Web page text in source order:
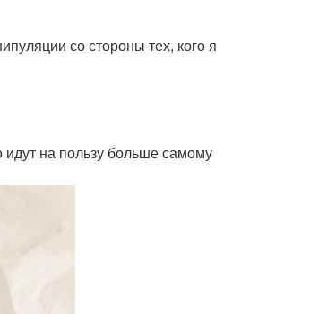
со стороны тех, кого я
на пользу больше самому